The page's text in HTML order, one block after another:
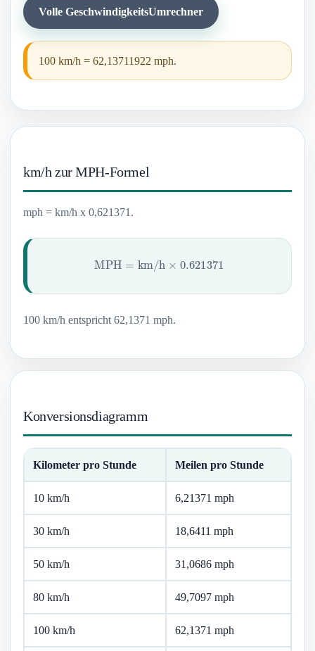
Volle GeschwindigkeitsUmrechner
100 km/h = 62,13711922 mph.
km/h zur MPH-Formel
mph = km/h x 0,621371.
MPH km/h× 0.621371
100 km/h entspricht 62,1371 mph.
Konversionsdiagramm
Kilometer pro Stunde Meilen pro Stunde
10 km/h 6,21371 mph
30 km/h 18,6411 mph
50 km/h 31,0686 mph
80 km/h 49,7097 mph
100 km/h 62,1371 mph